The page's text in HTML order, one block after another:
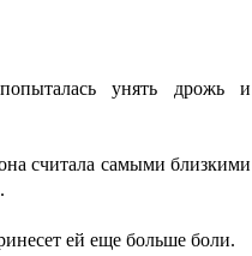
унять дрожь и
считала самыми близкими
ей еще больше боли.